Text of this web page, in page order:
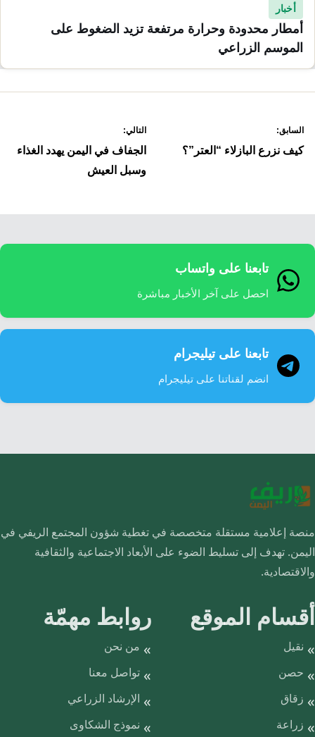
أخبار
أمطار محدودة وحرارة مرتفعة تزيد الضغوط على
الموسم الزراعي
المقالات
السابق:
كيف نزرع البازلاء “العتر”؟
التالي:
الجفاف في اليمن يهدد الغذاء
وسبل العيش
تابعنا على واتساب
احصل على آخر الأخبار مباشرة
تابعنا على تيليجرام
انضم لقناتنا على تيليجرام
منصة إعلامية مستقلة متخصصة في تغطية شؤون المجتمع الريفي في
اليمن. تهدف إلى تسليط الضوء على الأبعاد الاجتماعية والثقافية
والاقتصادية.
أقسام الموقع
نقيل
حصن
زقاق
زراعة
روابط مهمّة
من نحن
تواصل معنا
الإرشاد الزراعي
نموذج الشكاوى